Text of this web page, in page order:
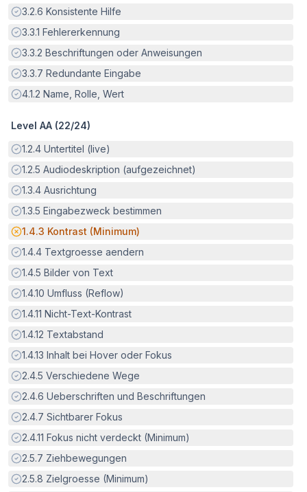
Erfüllt:
3.2.6 Konsistente Hilfe
Erfüllt:
3.3.1 Fehlererkennung
Erfüllt:
3.3.2 Beschriftungen oder Anweisungen
Erfüllt:
3.3.7 Redundante Eingabe
Erfüllt:
4.1.2 Name, Rolle, Wert
Level AA (22/24)
Erfüllt:
1.2.4 Untertitel (live)
Erfüllt:
1.2.5 Audiodeskription (aufgezeichnet)
Erfüllt:
1.3.4 Ausrichtung
Erfüllt:
1.3.5 Eingabezweck bestimmen
Potenzielle Barriere:
1.4.3 Kontrast (Minimum)
Erfüllt:
1.4.4 Textgroesse aendern
Erfüllt:
1.4.5 Bilder von Text
Erfüllt:
1.4.10 Umfluss (Reflow)
Erfüllt:
1.4.11 Nicht-Text-Kontrast
Erfüllt:
1.4.12 Textabstand
Erfüllt:
1.4.13 Inhalt bei Hover oder Fokus
Erfüllt:
2.4.5 Verschiedene Wege
Erfüllt:
2.4.6 Ueberschriften und Beschriftungen
Erfüllt:
2.4.7 Sichtbarer Fokus
Erfüllt:
2.4.11 Fokus nicht verdeckt (Minimum)
Erfüllt:
2.5.7 Ziehbewegungen
Erfüllt:
2.5.8 Zielgroesse (Minimum)